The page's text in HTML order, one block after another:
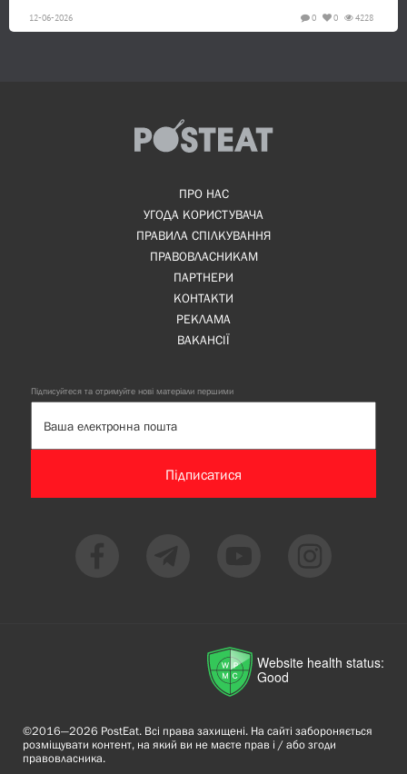
12-06-2026 4228
0
0
ПРО НАС
УГОДА КОРИСТУВАЧА
ПРАВИЛА СПІЛКУВАННЯ
ПРАВОВЛАСНИКАМ
ПАРТНЕРИ
КОНТАКТИ
РЕКЛАМА
ВАКАНСІЇ
Підписуйтеся та отримуйте нові матеріали першими
Підписатися
Website health status:
Good
©2016—2026 PostEat. Всі права захищені. На сайті забороняється
розміщувати контент, на який ви не маєте прав і / або згоди
правовласника.